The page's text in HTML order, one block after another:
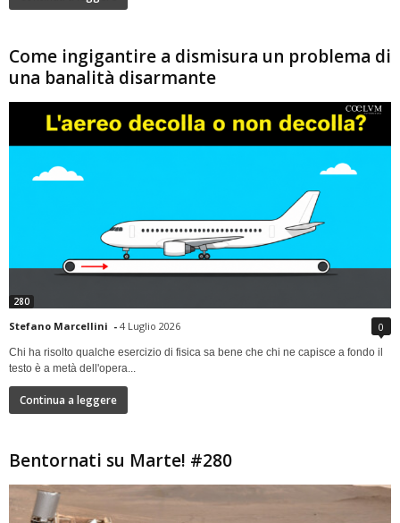
Come ingigantire a dismisura un problema di
una banalità disarmante
280
Stefano Marcellini - 4 Luglio 2026 0
Chi ha risolto qualche esercizio di fisica sa bene che chi ne capisce a fondo il
testo è a metà dell'opera...
Continua a leggere
Bentornati su Marte! #280